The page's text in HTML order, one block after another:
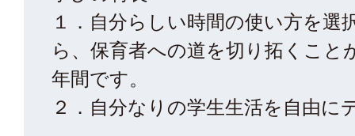
１．自分らしい時間の使い方を選
ら、保育者への道を切り拓くこと
年間です。
２．自分なりの学生生活を自由に